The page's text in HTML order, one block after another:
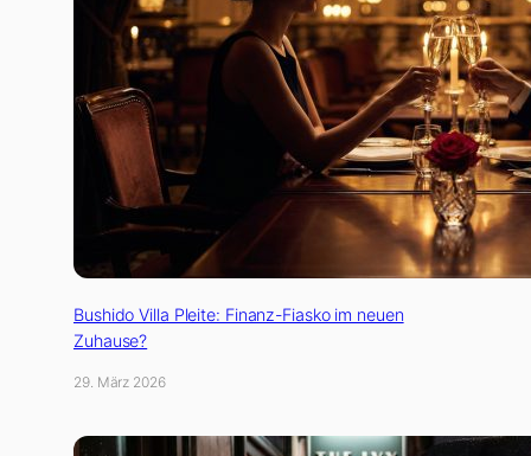
Bushido Villa Pleite: Finanz-Fiasko im neuen
Zuhause?
29. März 2026